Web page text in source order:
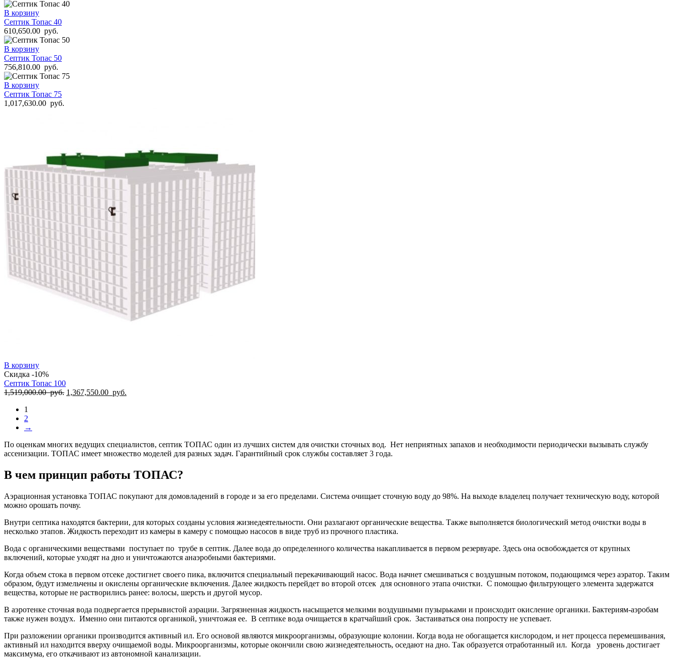
В корзину
Септик Топас 40
610,650.00 руб.
В корзину
Септик Топас 50
756,810.00 руб.
В корзину
Септик Топас 75
1,017,630.00 руб.
В корзину
Скидка -10%
Септик Топас 100
1,519,000.00руб. 1,367,550.00 руб.
1
2
→
По оценкам многих ведущих специалистов, септик ТОПАС один из лучших систем для очистки сточных вод. Нет неприятных запахов и необходимости периодически вызывать службу
ассенизации. ТОПАС имеет множество моделей для разных задач. Гарантийный срок службы составляет 3 года.
В чем принцип работы ТОПАС?
Аэрационная установка ТОПАС покупают для домовладений в городе и за его пределами. Система очищает сточную воду до 98%. На выходе владелец получает техническую воду, которой
можно орошать почву.
Внутри септика находятся бактерии, для которых созданы условия жизнедеятельности. Они разлагают органические вещества. Также выполняется биологический метод очистки воды в
несколько этапов. Жидкость переходит из камеры в камеру с помощью насосов в виде труб из прочного пластика.
Вода с органическими веществами поступает по трубе в септик. Далее вода до определенного количества накапливается в первом резервуаре. Здесь она освобождается от крупных
включений, которые уходят на дно и уничтожаются анаэробными бактериями.
Когда объем стока в первом отсеке достигнет своего пика, включится специальный перекачивающий насос. Вода начнет смешиваться с воздушным потоком, подающимся через аэратор. Таким
образом, будут измельчены и окислены органические включения. Далее жидкость перейдет во второй отсек для основного этапа очистки. С помощью фильтрующего элемента задержатся
вещества, которые не растворились ранее: волосы, шерсть и другой мусор.
В аэротенке сточная вода подвергается прерывистой аэрации. Загрязненная жидкость насыщается мелкими воздушными пузырьками и происходит окисление органики. Бактериям-аэробам
также нужен воздух. Именно они питаются органикой, уничтожая ее. В септике вода очищается в кратчайший срок. Застаиваться она попросту не успевает.
При разложении органики производится активный ил. Его основой являются микроорганизмы, образующие колонии. Когда вода не обогащается кислородом, и нет процесса перемешивания,
активный ил находится вверху очищаемой воды. Микроорганизмы, которые окончили свою жизнедеятельность, оседают на дно. Так образуется отработанный ил. Когда уровень достигает
максимума, его откачивают из автономной канализации.